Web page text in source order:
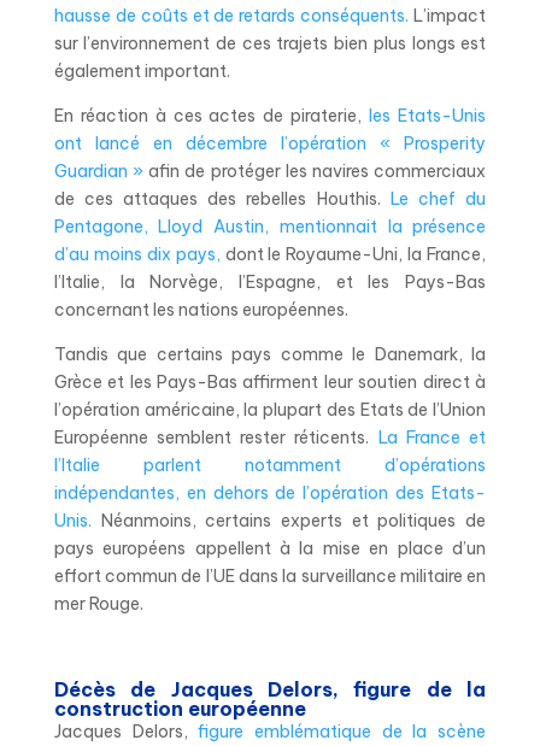
hausse de coûts et de retards conséquents. L’impact
sur l’environnement de ces trajets bien plus longs est
également important.
En réaction à ces actes de piraterie,les Etats-Unis
ont lancé en décembre l’opération « Prosperity
Guardian » afin de protéger les navires commerciaux
de ces attaques des rebelles Houthis. Le chef du
Pentagone, Lloyd Austin, mentionnait la présence
d’au moins dix pays, dontle Royaume-Uni, la France,
l’Italie, la Norvège, l’Espagne, et les Pays-Bas
concernant les nations européennes.
Tandis que certains pays comme le Danemark, la
Grèce et les Pays-Bas affirment leur soutien direct à
l’opération américaine, la plupart des Etats de l’Union
Européenne semblent rester réticents. La France et
l’Italie parlent notamment d’opérations
indépendantes, en dehors de l’opération des Etats-
Unis. Néanmoins, certains experts et politiques de
pays européens appellent à la mise en place d’un
effort commun de l’UE dans la surveillance militaire en
mer Rouge.
Décès de Jacques Delors, figure de la
construction européenne
Jacques Delors,figure emblématique de la scène